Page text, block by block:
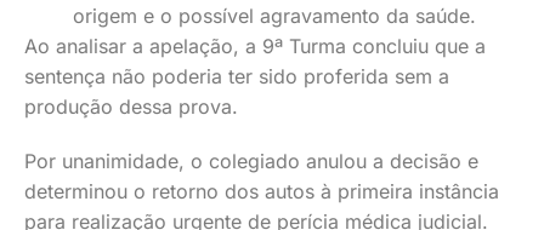
origem e o possível agravamento da saúde.
Ao analisar a apelação, a 9ª Turma concluiu que a
sentença não poderia ter sido proferida sem a
produção dessa prova.
Por unanimidade, o colegiado anulou a decisão e
determinou o retorno dos autos à primeira instância
para realização urgente de perícia médica judicial.